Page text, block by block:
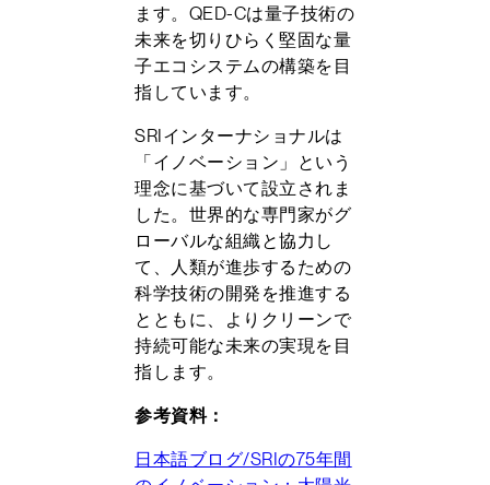
ます。QED-Cは量子技術の
未来を切りひらく堅固な量
子エコシステムの構築を目
指しています。
SRIインターナショナルは
「イノベーション」という
理念に基づいて設立されま
した。世界的な専門家がグ
ローバルな組織と協力し
て、人類が進歩するための
科学技術の開発を推進する
とともに、よりクリーンで
持続可能な未来の実現を目
指します。
参考資料：
日本語ブログ/SRIの75年間